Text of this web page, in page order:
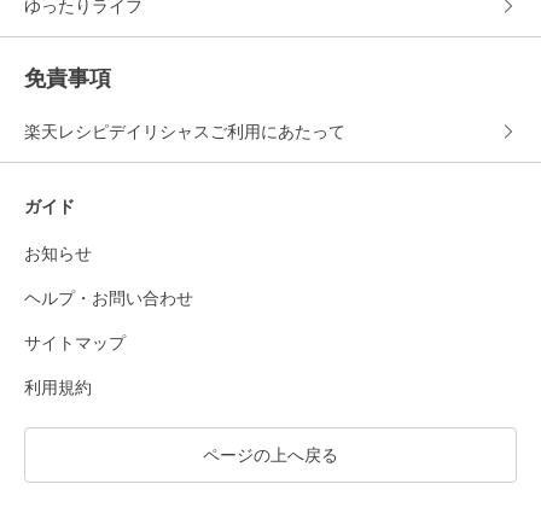
ゆったりライフ
免責事項
楽天レシピデイリシャスご利用にあたって
ガイド
お知らせ
ヘルプ・お問い合わせ
サイトマップ
利用規約
ページの上へ戻る